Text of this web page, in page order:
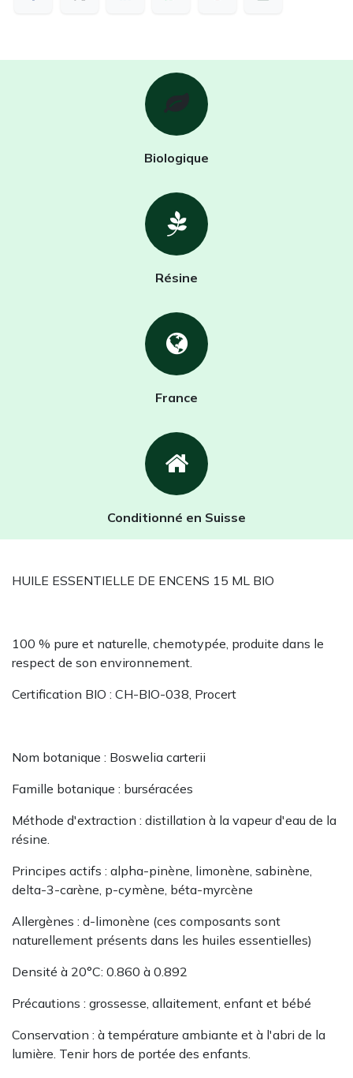
Biologique
Résine
France
Conditionné en Suisse
HUILE ESSENTIELLE DE ENCENS 15 ML BIO
100 % pure et naturelle, chemotypée, produite dans le
respect de son environnement.
Certification BIO : CH-BIO-038, Procert
Nom botanique : Boswelia carterii
Famille botanique : burséracées
Méthode d'extraction : distillation à la vapeur d'eau de la
résine.
Principes actifs : alpha-pinène, limonène, sabinène,
delta-3-carène, p-cymène, béta-myrcène
Allergènes : d-limonène (ces composants sont
naturellement présents dans les huiles essentielles)
Densité à 20°C: 0.860 à 0.892
Précautions : grossesse, allaitement, enfant et bébé
Conservation : à température ambiante et à l'abri de la
lumière. Tenir hors de portée des enfants.